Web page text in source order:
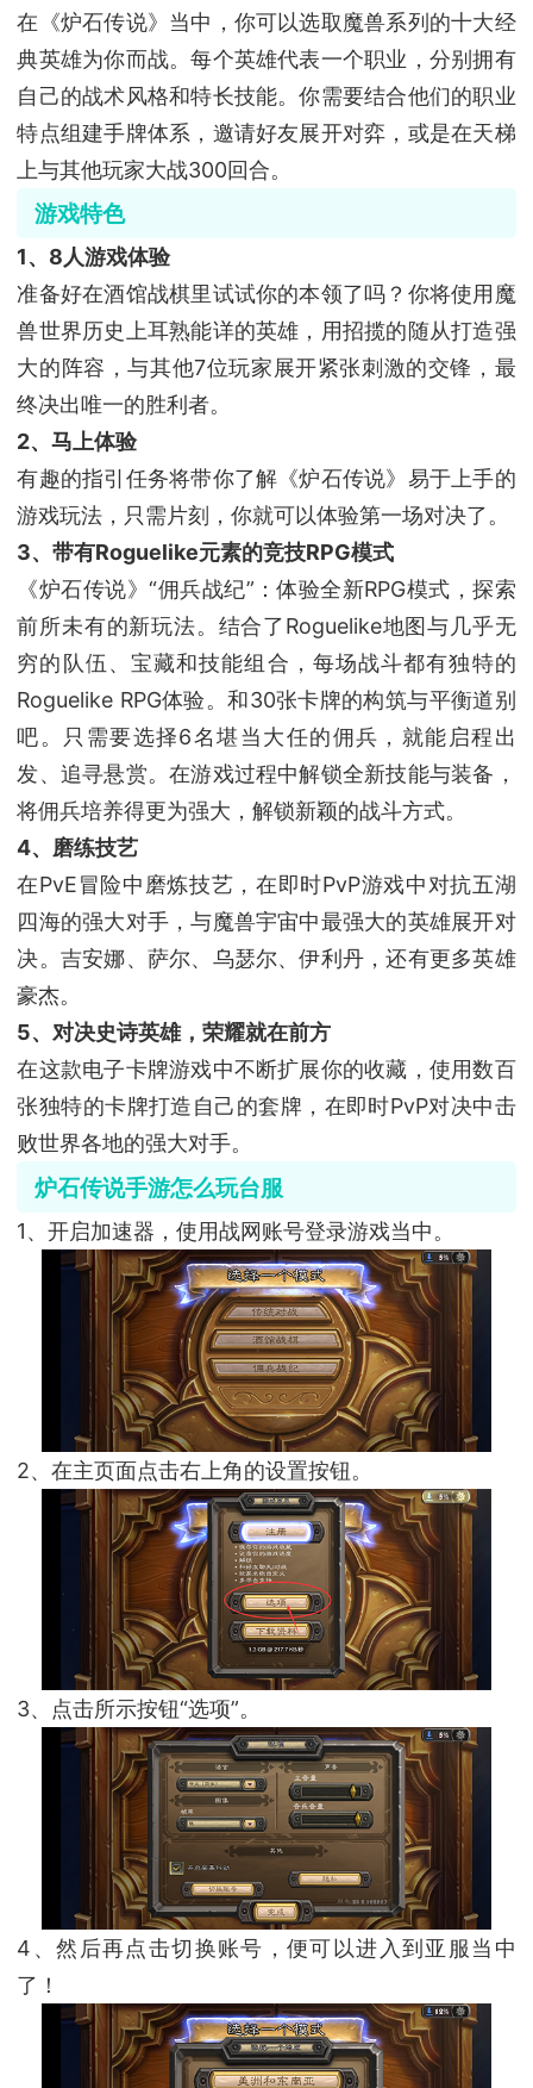
在《炉石传说》当中，你可以选取魔兽系列的十大经
典英雄为你而战。每个英雄代表一个职业，分别拥有
自己的战术风格和特长技能。你需要结合他们的职业
特点组建手牌体系，邀请好友展开对弈，或是在天梯
上与其他玩家大战300回合。
游戏特色
1、8人游戏体验
准备好在酒馆战棋里试试你的本领了吗？你将使用魔
兽世界历史上耳熟能详的英雄，用招揽的随从打造强
大的阵容，与其他7位玩家展开紧张刺激的交锋，最
终决出唯一的胜利者。
2、马上体验
有趣的指引任务将带你了解《炉石传说》易于上手的
游戏玩法，只需片刻，你就可以体验第一场对决了。
3、带有Roguelike元素的竞技RPG模式
《炉石传说》“佣兵战纪”：体验全新RPG模式，探索
前所未有的新玩法。结合了Roguelike地图与几乎无
穷的队伍、宝藏和技能组合，每场战斗都有独特的
Roguelike RPG体验。和30张卡牌的构筑与平衡道别
吧。只需要选择6名堪当大任的佣兵，就能启程出
发、追寻悬赏。在游戏过程中解锁全新技能与装备，
将佣兵培养得更为强大，解锁新颖的战斗方式。
4、磨练技艺
在PvE冒险中磨炼技艺，在即时PvP游戏中对抗五湖
四海的强大对手，与魔兽宇宙中最强大的英雄展开对
决。吉安娜、萨尔、乌瑟尔、伊利丹，还有更多英雄
豪杰。
5、对决史诗英雄，荣耀就在前方
在这款电子卡牌游戏中不断扩展你的收藏，使用数百
张独特的卡牌打造自己的套牌，在即时PvP对决中击
败世界各地的强大对手。
炉石传说手游怎么玩台服
1、开启加速器，使用战网账号登录游戏当中。
2、在主页面点击右上角的设置按钮。
3、点击所示按钮“选项”。
4、然后再点击切换账号，便可以进入到亚服当中
了！